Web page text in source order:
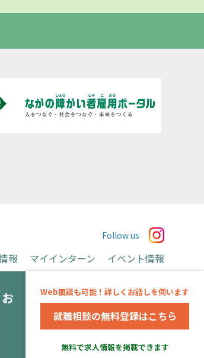
Web面談も可能！詳しくお話しを伺います
就職相談の無料登録はこちら
無料で求人情報を掲載できます
報 マイインターン
イベント情報
Follow us
は長野県より委託を受け、アデコ株式会社